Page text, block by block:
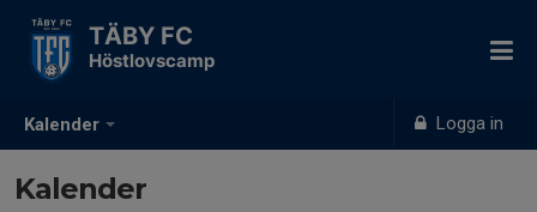
Kalender Logga in
TÄBY FC
Höstlovscamp
Kalender